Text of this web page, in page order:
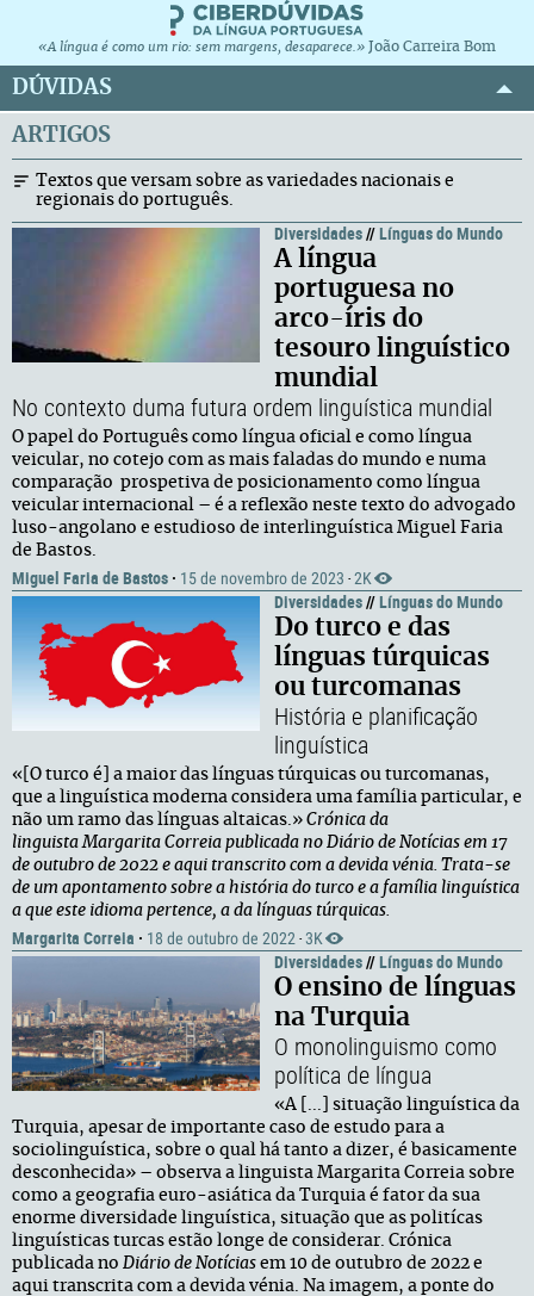
«A língua é como um rio: sem margens, desaparece.» João Carreira Bom
DÚVIDAS
ARTIGOS
Textos que versam sobre as variedades nacionais e
regionais do português.
Diversidades//Línguas do Mundo
A língua
portuguesa no
arco-íris do
tesouro linguístico
mundial
No contexto duma futura ordem linguística mundial
O papel do Português como língua oficial e como língua
veicular, no cotejo com as mais faladas do mundo e numa
comparação prospetiva de posicionamento como língua
veicular internacional – é a reflexão neste texto do advogado
luso-angolano e estudioso de interlinguística Miguel Faria
de Bastos.
Miguel Faria de Bastos · 15 de novembro de 2023 · 2K
Diversidades//Línguas do Mundo
Do turco e das
línguas túrquicas
ou turcomanas
História e planificação
linguística
«[O turco é] a maior das línguas túrquicas ou turcomanas,
que a linguística moderna considera uma família particular, e
não um ramo das línguas altaicas.» Crónica da
linguista Margarita Correia publicada no Diário de Notícias em 17
de outubro de 2022 e aqui transcrito com a devida vénia. Trata-se
de um apontamento sobre a história do turco e a família linguística
a que este idioma pertence, a da línguas túrquicas.
Margarita Correia · 18 de outubro de 2022 · 3K
Diversidades//Línguas do Mundo
O ensino de línguas
na Turquia
O monolinguismo como
política de língua
«A [...] situação linguística da
Turquia, apesar de importante caso de estudo para a
sociolinguística, sobre o qual há tanto a dizer, é basicamente
desconhecida» – observa a linguista Margarita Correia sobre
como a geografia euro-asiática da Turquia é fator da sua
enorme diversidade linguística, situação que as politícas
linguísticas turcas estão longe de considerar. Crónica
publicada no Diário de Notícias em 10 de outubro de 2022 e
aqui transcrita com a devida vénia. Na imagem, a ponte do